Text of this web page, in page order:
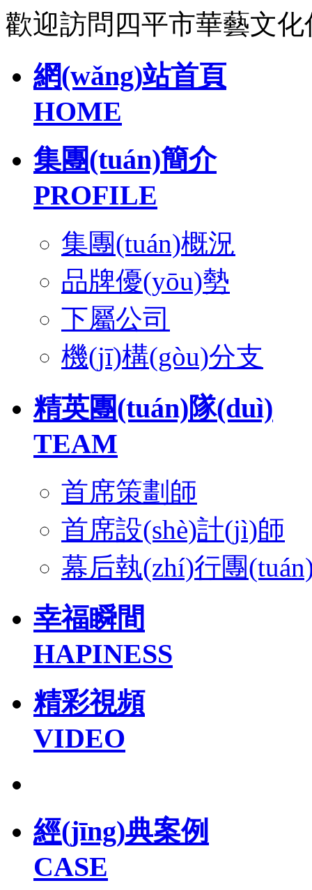
歡迎訪問四平市華藝文
網(wǎng)站首頁
HOME
集團(tuán)簡介
PROFILE
集團(tuán)概況
品牌優(yōu)勢
下屬公司
機(jī)構(gòu)分支
精英團(tuán)隊(duì)
TEAM
首席策劃師
首席設(shè)計(jì)師
幕后執(zhí)行團
幸福瞬間
HAPINESS
精彩視頻
VIDEO
經(jīng)典案例
CASE